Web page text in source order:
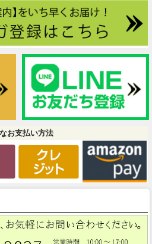
お支払い方法